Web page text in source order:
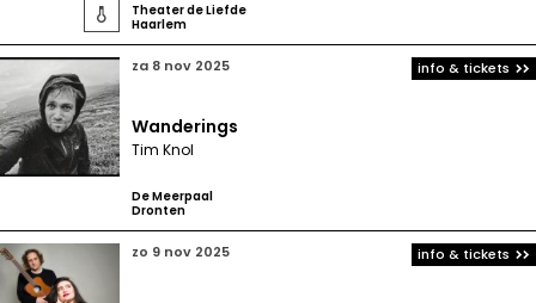

Theater de Liefde
Haarlem
za 8 nov 2025
Wanderings
Tim Knol
De Meerpaal
Dronten
info & tickets
zo 9 nov 2025 info & tickets